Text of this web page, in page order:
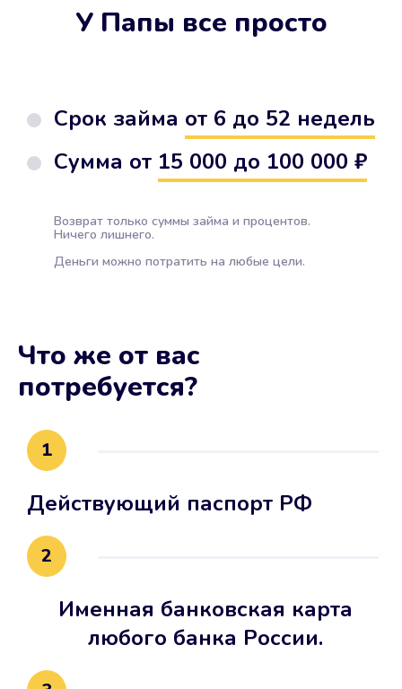
У Папы все просто
Срок займа от 6 до 52 недель
Сумма от 15 000 до 100 000 ₽
Возврат только суммы займа и процентов.
Ничего лишнего.
Деньги можно потратить на любые цели.
Что же от вас
потребуется?
1
Действующий паспорт РФ
2
Именная банковская карта
любого банка России.